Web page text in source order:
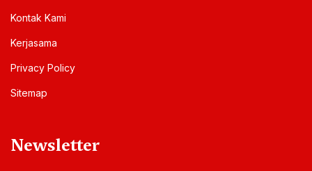
Kontak Kami
Kerjasama
Privacy Policy
Sitemap
Newsletter